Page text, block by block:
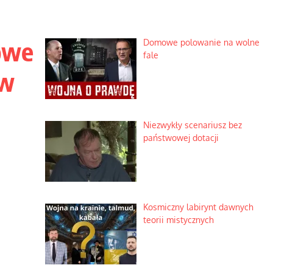
Domowe polowanie na wolne
fale
Niezwykły scenariusz bez
państwowej dotacji
Kosmiczny labirynt dawnych
teorii mistycznych